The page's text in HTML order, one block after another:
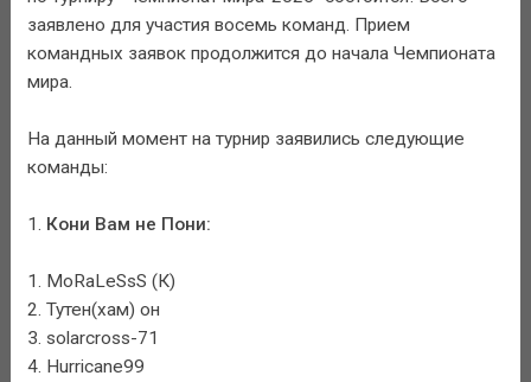
заявлено для участия восемь команд. Прием
командных заявок продолжится до начала Чемпионата
мира.
На данный момент на турнир заявились следующие
команды:
1. Кони Вам не Пони:
1. MoRaLeSsS (К)
2. Тутен(хам) он
3. solarcross-71
4. Hurricane99